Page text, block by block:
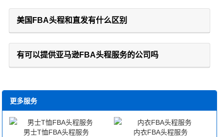
美国FBA头程和直发有什么区别
有可以提供亚马逊FBA头程服务的公司吗
更多服务
男士T恤FBA头程服务 内衣FBA头程服务